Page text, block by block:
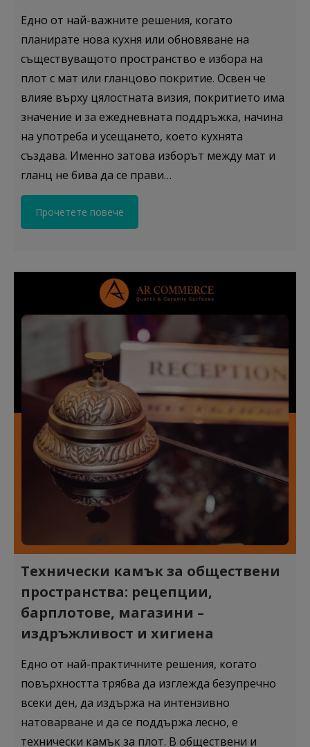
Едно от най-важните решения, когато
планирате нова кухня или обновяване на
съществуващото пространство е избора на
плот с мат или гланцово покритие. Освен че
влияе върху цялостната визия, покритието има
значение и за ежедневната поддръжка, начина
на употреба и усещането, което кухнята
създава. Именно затова изборът между мат и
гланц не бива да се прави…
Прочетете повече
Технически камък за обществени
пространства: рецепции,
барплотове, магазини –
издръжливост и хигиена
Едно от най-практичните решения, когато
повърхността трябва да изглежда безупречно
всеки ден, да издържа на интензивно
натоварване и да се поддържа лесно, е
технически камък за плот. В обществени и